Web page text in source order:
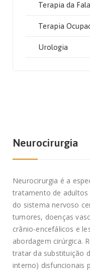
Terapia da Fala
Terapia
Urologia
Neurocirurgia
Neurocirurgia é a
tratamento de adultos
do sistema nervoso
tumores, doenças
crânio-encefálicos e
abordagem cirúrgica.
tratar da substituição
interno) disfuncionais